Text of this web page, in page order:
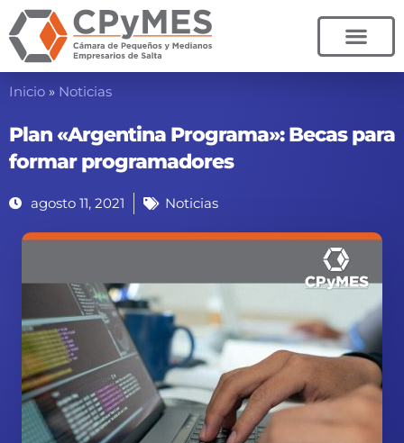
al
contenido
Inicio » Noticias
Plan «Argentina Programa»: Becas para
formar programadores
agosto 11, 2021 Noticias